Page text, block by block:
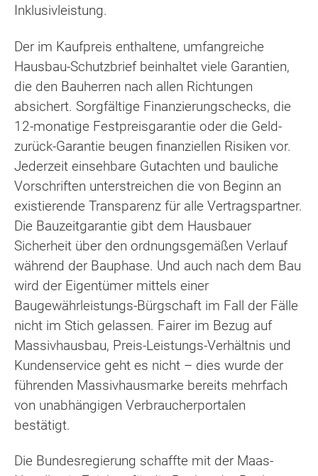
Inklusivleistung.
Der im Kaufpreis enthaltene, umfangreiche
Hausbau-Schutzbrief beinhaltet viele Garantien,
die den Bauherren nach allen Richtungen
absichert. Sorgfältige Finanzierungschecks, die
12-monatige Festpreisgarantie oder die Geld-
zurück-Garantie beugen finanziellen Risiken vor.
Jederzeit einsehbare Gutachten und bauliche
Vorschriften unterstreichen die von Beginn an
existierende Transparenz für alle Vertragspartner.
Die Bauzeitgarantie gibt dem Hausbauer
Sicherheit über den ordnungsgemäßen Verlauf
während der Bauphase. Und auch nach dem Bau
wird der Eigentümer mittels einer
Baugewährleistungs-Bürgschaft im Fall der Fälle
nicht im Stich gelassen. Fairer im Bezug auf
Massivhausbau, Preis-Leistungs-Verhältnis und
Kundenservice geht es nicht – dies wurde der
führenden Massivhausmarke bereits mehrfach
von unabhängigen Verbraucherportalen
bestätigt.
Die Bundesregierung schaffte mit der Maas-